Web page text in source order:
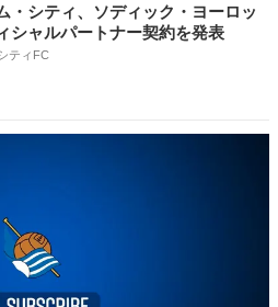
・シティ、ソディック・ヨーロッ
シャルパートナー契約を発表
ティFC